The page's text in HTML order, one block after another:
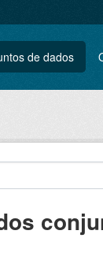
de dados